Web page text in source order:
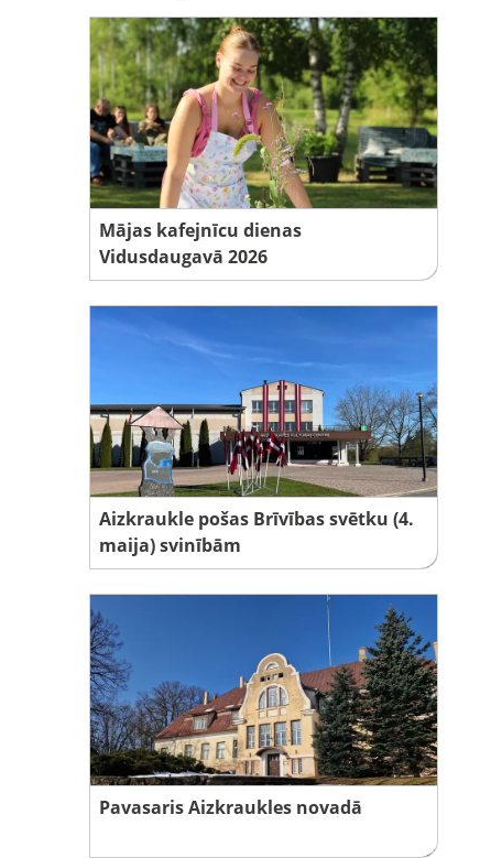
Mājas kafejnīcu dienas
Vidusdaugavā 2026
Aizkraukle pošas Brīvības svētku (4.
maija) svinībām
Pavasaris Aizkraukles novadā